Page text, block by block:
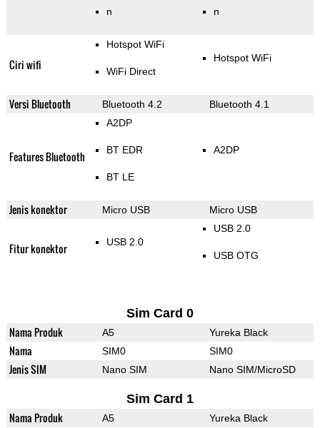
n n
Ciri wifi
Hotspot WiFi
WiFi Direct
Hotspot WiFi
Versi Bluetooth Bluetooth 4.2 Bluetooth 4.1
Features Bluetooth
A2DP
BT EDR
BT LE
A2DP
Jenis konektor Micro USB Micro USB
Fitur konektor USB 2.0
USB 2.0
USB OTG
Sim Card 0
Nama Produk A5 Yureka Black
Nama SIM0 SIM0
Jenis SIM Nano SIM Nano SIM/MicroSD
Sim Card 1
Nama Produk A5 Yureka Black